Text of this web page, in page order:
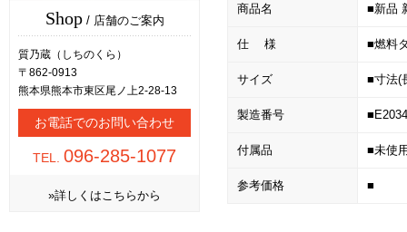
Shop/ 店舗のご案内
質乃蔵（しちのくら）
〒862-0913
熊本県熊本市東区尾ノ上2-28-13
お電話でのお問い合わせ
TEL. 096-285-1077
»詳しくはこちらから
商品名 ■新品
仕 様 ■燃料
サイズ ■寸法(
製造番号
付属品 ■未使
参考価格 ■